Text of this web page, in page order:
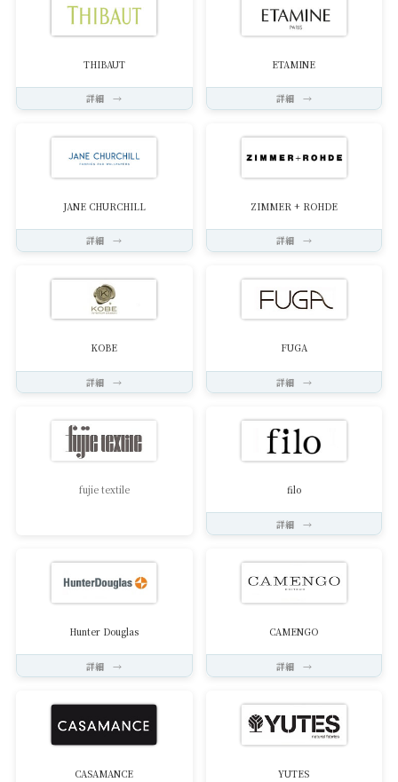
THIBAUT
詳細 →
ETAMINE
詳細 →
JANE CHURCHILL
詳細 →
ZIMMER + ROHDE
詳細 →
KOBE
詳細 →
FUGA
詳細 →
fujie textile filo
詳細 →
Hunter Douglas
詳細 →
CAMENGO
詳細 →
CASAMANCE YUTES